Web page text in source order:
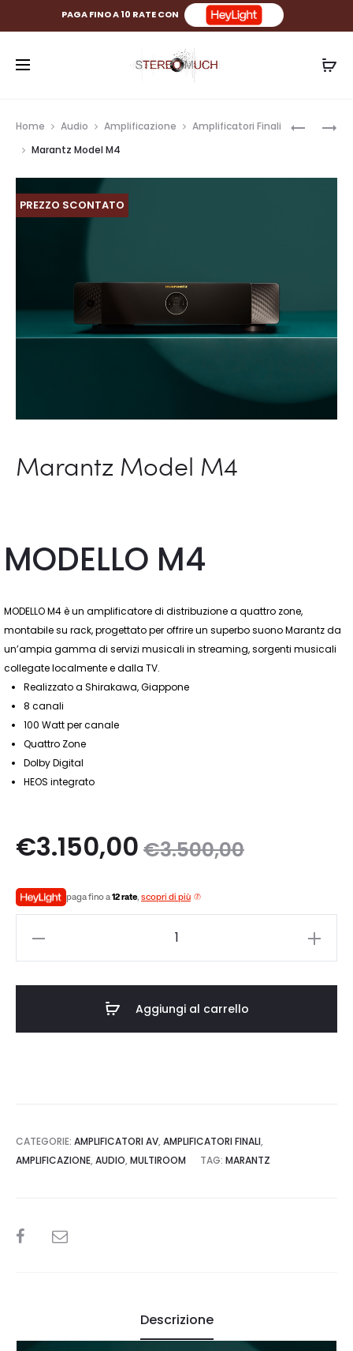
PAGA FINO A 10 RATE CON
MARANTZ
COPLAND
Home Audio Amplificazione
Amplificatori Finali
Marantz Model M4
PREZZO SCONTATO
Marantz Model M4
MODELLO M4
MODELLO M4 è un amplificatore di distribuzione a quattro zone,
montabile su rack, progettato per offrire un superbo suono Marantz da
un’ampia gamma di servizi musicali in streaming, sorgenti musicali
collegate localmente e dalla TV.
Realizzato a Shirakawa, Giappone
8 canali
100 Watt per canale
Quattro Zone
Dolby Digital
HEOS integrato
€3.500,00
Il
originale
€3.500,00.
€3.150,00
paga fino a12 rate, scopri di più
Aggiungi al carrello
CATEGORIE: AMPLIFICATORI AV, AMPLIFICATORI FINALI,
AMPLIFICAZIONE, AUDIO, MULTIROOM TAG: MARANTZ
SHARE
Descrizione